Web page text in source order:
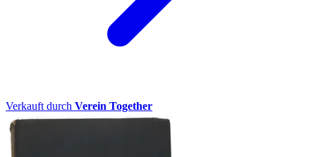
Verkauft durch Verein Together